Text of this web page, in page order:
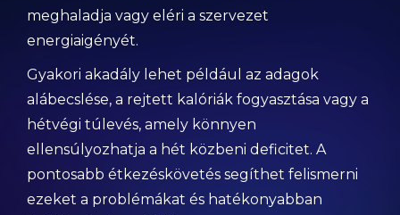
meghaladja vagy eléri a szervezet
energiaigényét.
Gyakori akadály lehet például az adagok
alábecslése, a rejtett kalóriák fogyasztása vagy a
hétvégi túlevés, amely könnyen
ellensúlyozhatja a hét közbeni deficitet. A
pontosabb étkezéskövetés segíthet felismerni
ezeket a problémákat és hatékonyabban